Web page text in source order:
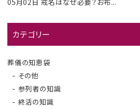
05月02日 戒名はなぜ必要？お布...
カテゴリー
葬儀の知恵袋
その他
参列者の知識
終活の知識